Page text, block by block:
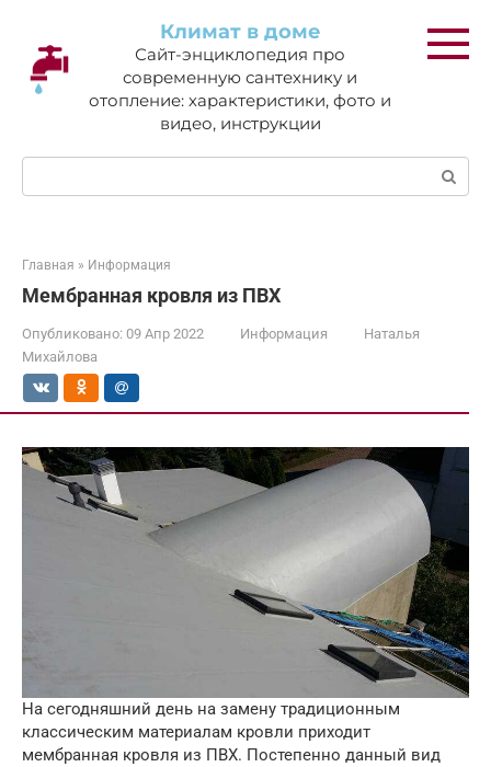
контенту
Климат в доме
Сайт-энциклопедия про
современную сантехнику и
отопление: характеристики, фото и
видео, инструкции
Поиск:
Главная » Информация
Мембранная кровля из ПВХ
Опубликовано: 09 Апр 2022 Информация
Наталья
Михайлова
На сегодняшний день на замену традиционным
классическим материалам кровли приходит
мембранная кровля из ПВХ. Постепенно данный вид